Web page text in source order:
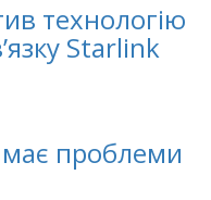
технологію
Starlink
має проблеми